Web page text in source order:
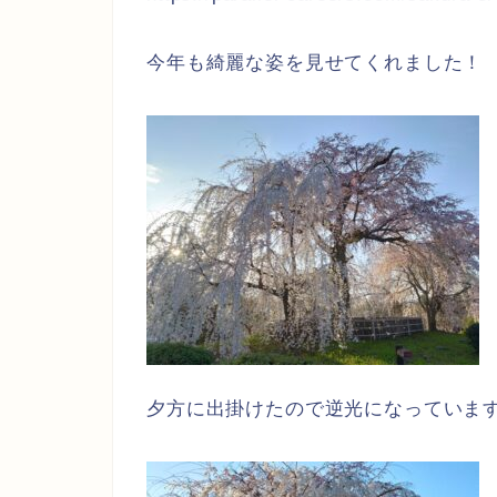
今年も綺麗な姿を見せてくれました！
夕方に出掛けたので逆光になっていま